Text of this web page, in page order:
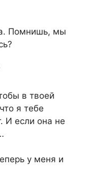
Помнишь, мы
в твоей
я тебе
И если она не
у меня и